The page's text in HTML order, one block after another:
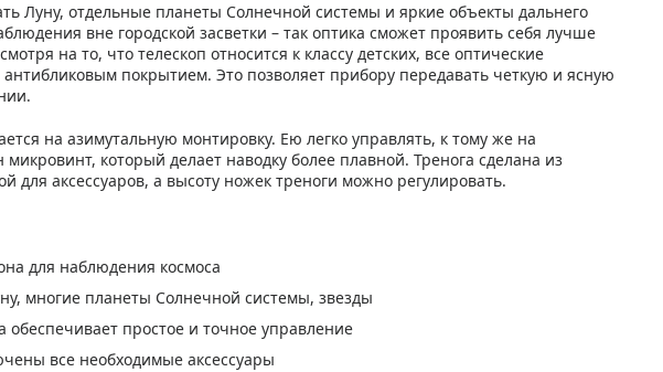
Луну, отдельные планеты Солнечной системы и яркие объекты дальнего
вне городской засветки – так оптика сможет проявить себя лучше
на то, что телескоп относится к классу детских, все оптические
покрытием. Это позволяет прибору передавать четкую и ясную
на азимутальную монтировку. Ею легко управлять, к тому же на
который делает наводку более плавной. Тренога сделана из
для аксессуаров, а высоту ножек треноги можно регулировать.
для наблюдения космоса
многие планеты Солнечной системы, звезды
обеспечивает простое и точное управление
все необходимые аксессуары